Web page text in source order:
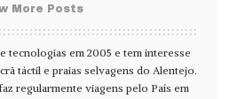
More Posts
tecnologias em 2005 e tem interesse
táctil e praias selvagens do Alentejo.
regularmente viagens pelo País em